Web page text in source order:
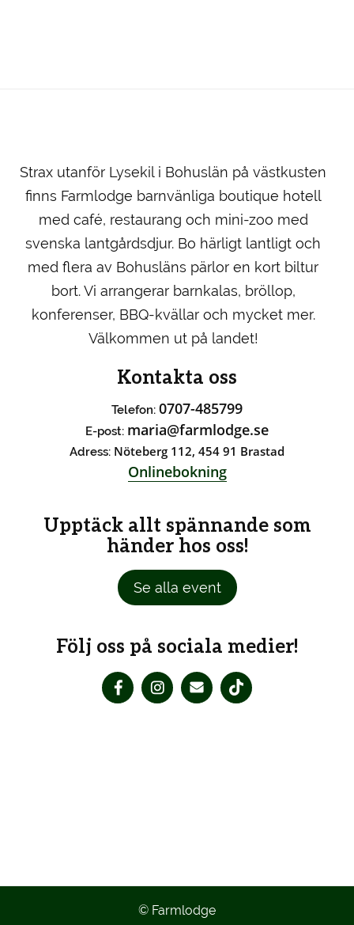
Strax utanför Lysekil i Bohuslän på västkusten
finns Farmlodge barnvänliga boutique hotell
med café, restaurang och mini-zoo med
svenska lantgårdsdjur. Bo härligt lantligt och
med flera av Bohusläns pärlor en kort biltur
bort. Vi arrangerar barnkalas, bröllop,
konferenser, BBQ-kvällar och mycket mer.
Välkommen ut på landet!
Kontakta oss
Telefon: 0707-485799
E-post: maria@farmlodge.se
Adress: Nöteberg 112, 454 91 Brastad
Onlinebokning
Upptäck allt spännande som
händer hos oss!
Se alla event
Följ oss på sociala medier!
© Farmlodge